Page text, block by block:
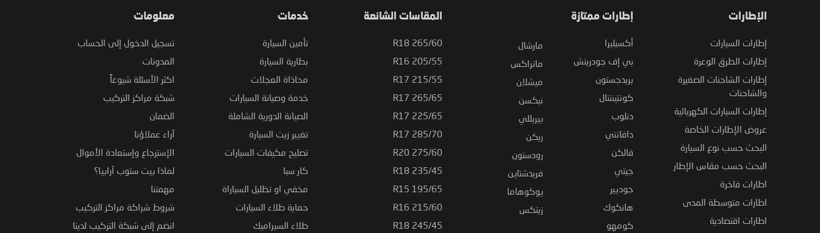
الإطارات
إطارات السيارات
إطارات الطرق الوعرة
إطارات الشاحنات الصغيرة
والشاحنات
إطارات السيارات الكهربائية
عروض الإطارات الخاصة
البحث حسب نوع السيارة
البحث حسب مقاس الإطار
اطارات فاخرة
اطارات متوسطة المدى
اطارات اقتصادية
إطارات ممتازة
أكسيليرا
بي إف جودريتش
بريدجستون
كونتيننتال
دنلوب
دافانتي
فالكن
جيتي
جوديير
هانكوك
كومهو
مارشال
ماتراكس
ميشلان
نيكسن
بيريللي
ريكن
رودستون
فريدشتاين
يوكوهاما
زيتكس
المقاسات الشائعة
265/60 R18
205/55 R16
215/55 R17
265/65 R17
225/65 R17
285/70 R17
275/60 R20
235/45 R18
195/65 R15
215/60 R16
245/45 R18
خدمات
تأمين السيارة
بطارية السيارة
محاذاة العجلات
خدمة وصيانة السيارات
الصيانة الدورية الشاملة
تغيير زيت السيارة
تصليح مكيفات السيارات
كار سبا
مخفي او تظليل السياراة
حماية طلاء السيارات
طلاء السيراميك
معلومات
تسجيل الدخول إلى الحساب
المدونات
اكثر الأسئلة شيوعاً
شبكة مراكز التركيب
الضمان
آراء عملاؤنا
الإسترجاع وإستعادة الأموال
لماذا بيت ستوب آرابيا؟
مهمتنا
شروط شراكة مراكز التركيب
انضم إلى شبكة التركيب لدينا